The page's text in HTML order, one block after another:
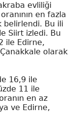
evliliği
en fazla
belirlendi. Bu ili
Siirt izledi. Bu
ile Edirne,
olarak
16,9 ile
11 ile
en az
ve Edirne,